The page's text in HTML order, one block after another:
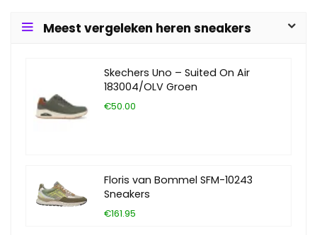
Meest vergeleken heren sneakers
Skechers Uno – Suited On Air
183004/OLV Groen
€50.00
Floris van Bommel SFM-10243
Sneakers
€161.95